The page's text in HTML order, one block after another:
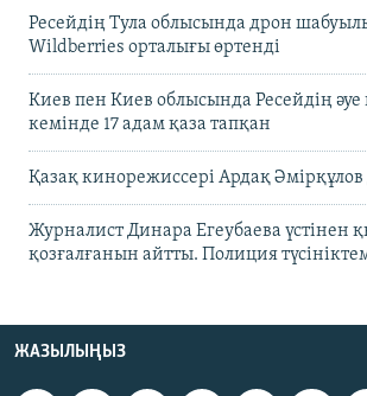
Ресейдің Тула облысында дрон
Wildberries орталығы өртенді
Киев пен Киев облысында Ресейдің
кемінде 17 адам қаза тапқан
Қазақ кинорежиссері Ардақ Әмірқұлов
Журналист Динара Егеубаева үстінен
қозғалғанын айтты. Полиция
ЖАЗЫЛЫҢЫЗ